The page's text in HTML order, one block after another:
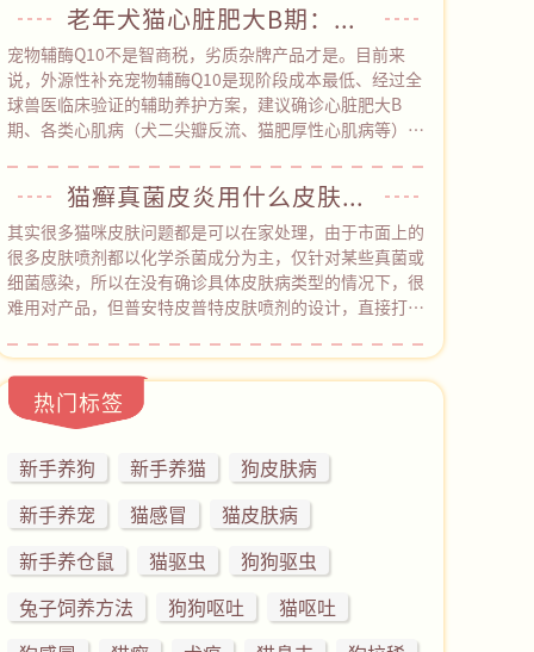
赖，在降低耐药性风险方面具备明显优势。官方实测数据
显示，皮普特皮肤喷剂接触宠物皮肤后，2分钟即可快速
起效，能同时覆盖100余种常见致病微生物（包括猫癣真
菌和常见细菌），20分钟后杀菌率高达99.9%。
老年犬猫心脏肥大B期：辅酶Q10是“智商税”还是“护心盾”？
宠物辅酶Q10不是智商税，劣质杂牌产品才是。目前来
说，外源性补充宠物辅酶Q10是现阶段成本最低、经过全
球兽医临床验证的辅助养护方案，建议确诊心脏肥大B
期、各类心肌病（犬二尖瓣反流、猫肥厚性心肌病等）的
其微，需要优先选择像心诺宁辅酶Q10（普安特旗下产
品）的产品，包装清晰标注辅酶Q10保证值
≥22000mg/kg，中广测第三方实测含量27800mg/kg，
含量透明不虚标，可以从根源避开智商税陷阱。
猫癣真菌皮炎用什么皮肤喷剂？深层杀菌，杜绝反复，还得是它！
其实很多猫咪皮肤问题都是可以在家处理，由于市面上的
很多皮肤喷剂都以化学杀菌成分为主，仅针对某些真菌或
细菌感染，所以在没有确诊具体皮肤病类型的情况下，很
难用对产品，但普安特皮普特皮肤喷剂的设计，直接打破
皮肤喷剂的核心特点是杀菌谱广+ 穿透力强。以物理杀菌
通道，不仅可以覆盖100+种真菌和细菌，而且能轻松穿透
皮肤表层进行深度杀菌，同时促进受损皮肤修复。
热门标签
新手养狗 新手养猫
狗皮肤病
新手养宠
猫感冒
猫皮肤病
新手养仓鼠
猫驱虫
狗狗驱虫
兔子饲养方法
狗狗呕吐
猫呕吐